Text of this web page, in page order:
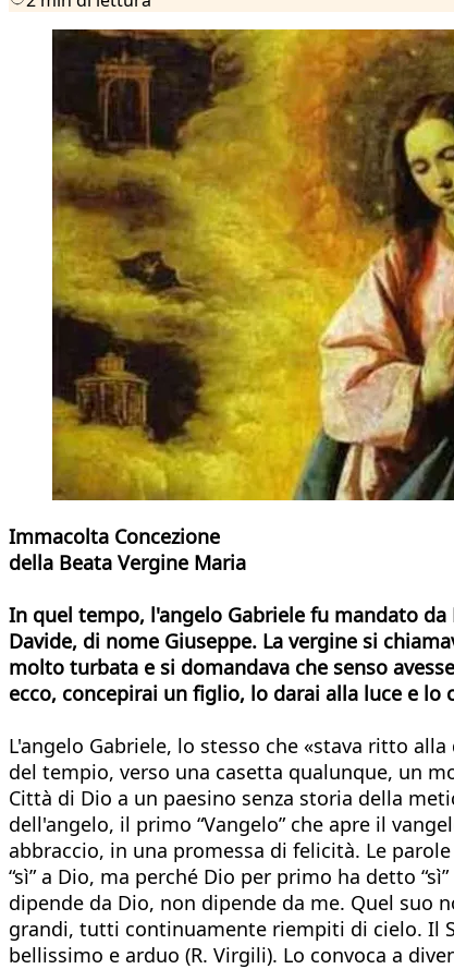
Immacolta Concezione
della Beata Vergine Maria
In quel tempo, l'angelo Gabriele fu mandato
Davide, di nome Giuseppe. La vergine si
molto turbata e si domandava che senso
ecco, concepirai un figlio, lo darai alla luce e lo
L'angelo Gabriele, lo stesso che «stava ritto
del tempio, verso una casetta qualunque, un
Città di Dio a un paesino senza storia della
dell'angelo, il primo “Vangelo” che apre il
abbraccio, in una promessa di felicità. Le
“sì” a Dio, ma perché Dio per primo ha detto
dipende da Dio, non dipende da me. Quel suo
grandi, tutti continuamente riempiti di cielo. Il
bellissimo e arduo (R. Virgili). Lo convoca a